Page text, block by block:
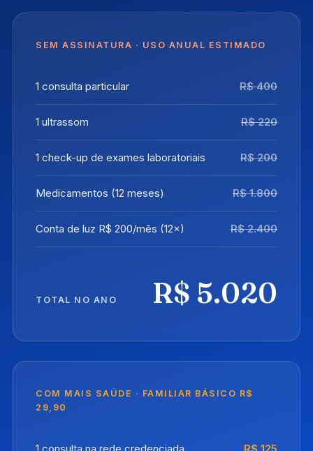
SEM ASSINATURA · USO ANUAL ESTIMADO
1 consulta particular R$ 400
1 ultrassom R$ 220
1 check-up de exames laboratoriais R$ 200
Medicamentos (12 meses) R$ 1.800
Conta de luz R$ 200/mês (12×) R$ 2.400
TOTAL NO ANO R$ 5.020
COM MAIS SAÚDE · FAMILIAR BÁSICO R$
29,90